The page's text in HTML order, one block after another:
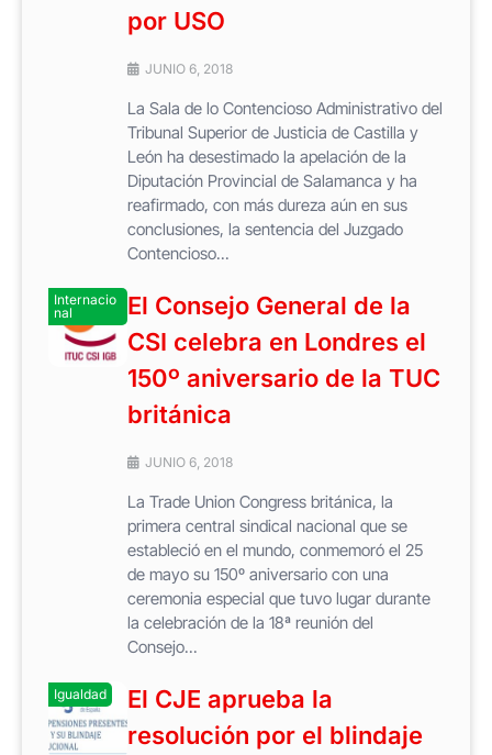
por USO
JUNIO 6, 2018
La Sala de lo Contencioso Administrativo del
Tribunal Superior de Justicia de Castilla y
León ha desestimado la apelación de la
Diputación Provincial de Salamanca y ha
reafirmado, con más dureza aún en sus
conclusiones, la sentencia del Juzgado
Contencioso...
Internacio
nal
El Consejo General de la
CSI celebra en Londres el
150º aniversario de la TUC
británica
JUNIO 6, 2018
La Trade Union Congress británica, la
primera central sindical nacional que se
estableció en el mundo, conmemoró el 25
de mayo su 150º aniversario con una
ceremonia especial que tuvo lugar durante
la celebración de la 18ª reunión del
Consejo...
Igualdad
El CJE aprueba la
resolución por el blindaje